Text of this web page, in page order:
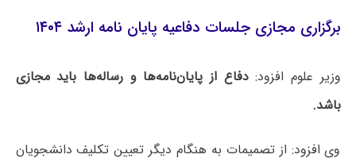
برگزاری مجازی جلسات دفاعیه پایان نامه ارشد ۱۴۰۴
وزیر علوم افزود:دفاع از پایان‌نامه‌ها و رساله‌ها باید مجازی
باشد.
وی افزود: از تصمیمات به هنگام دیگر تعیین تکلیف دانشجویان